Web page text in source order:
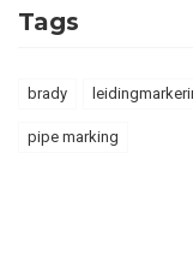
Tags
brady
pipe marking